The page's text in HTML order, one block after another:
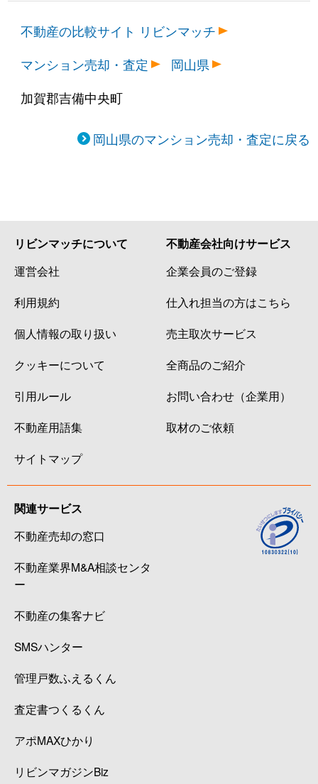
不動産の比較サイト リビンマッチ
マンション売却・査定
岡山県
加賀郡吉備中央町
岡山県のマンション売却・査定に戻る
リビンマッチについて
運営会社
利用規約
個人情報の取り扱い
クッキーについて
引用ルール
不動産用語集
サイトマップ
不動産会社向けサービス
企業会員のご登録
仕入れ担当の方はこちら
売主取次サービス
全商品のご紹介
お問い合わせ（企業用）
取材のご依頼
関連サービス
不動産売却の窓口
不動産業界M&A相談センタ
ー
不動産の集客ナビ
SMSハンター
管理戸数ふえるくん
査定書つくるくん
アポMAXひかり
リビンマガジンBiz